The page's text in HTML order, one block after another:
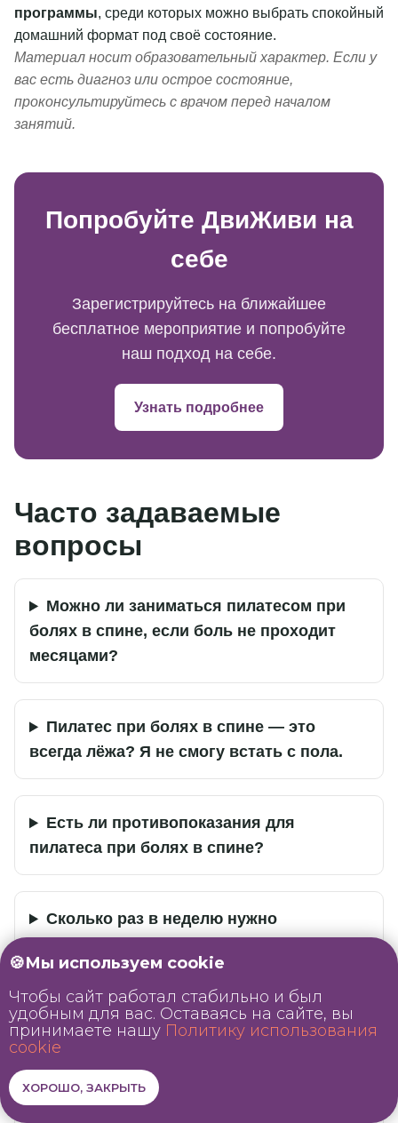
программы, среди которых можно выбрать спокойный
домашний формат под своё состояние.
Материал носит образовательный характер. Если у
вас есть диагноз или острое состояние,
проконсультируйтесь с врачом перед началом
занятий.
Попробуйте ДвиЖиви на
себе
Зарегистрируйтесь на ближайшее
бесплатное мероприятие и попробуйте
наш подход на себе.
Узнать подробнее
Часто задаваемые
вопросы
Можно ли заниматься пилатесом при
болях в спине, если боль не проходит
месяцами?
Пилатес при болях в спине — это
всегда лёжа? Я не смогу встать с пола.
Есть ли противопоказания для
пилатеса при болях в спине?
Сколько раз в неделю нужно
Можно ли заниматься пилатесом дома
при болях в спине без тренера?
Пилатес или йога — что лучше при
🍪Мы используем cookie
Чтобы сайт работал стабильно и был
удобным для вас. Оставаясь на сайте, вы
принимаете нашу Политику использования
cookie
ХОРОШО, ЗАКРЫТЬ